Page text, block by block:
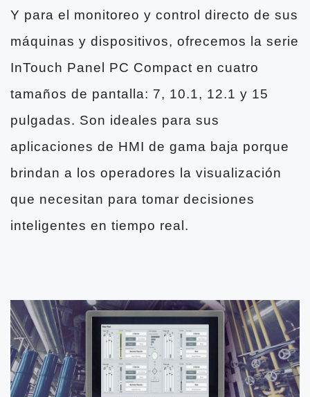
Y para el monitoreo y control directo de sus
máquinas y dispositivos, ofrecemos la serie
InTouch Panel PC Compact en cuatro
tamaños de pantalla: 7, 10.1, 12.1 y 15
pulgadas. Son ideales para sus
aplicaciones de HMI de gama baja porque
brindan a los operadores la visualización
que necesitan para tomar decisiones
inteligentes en tiempo real.